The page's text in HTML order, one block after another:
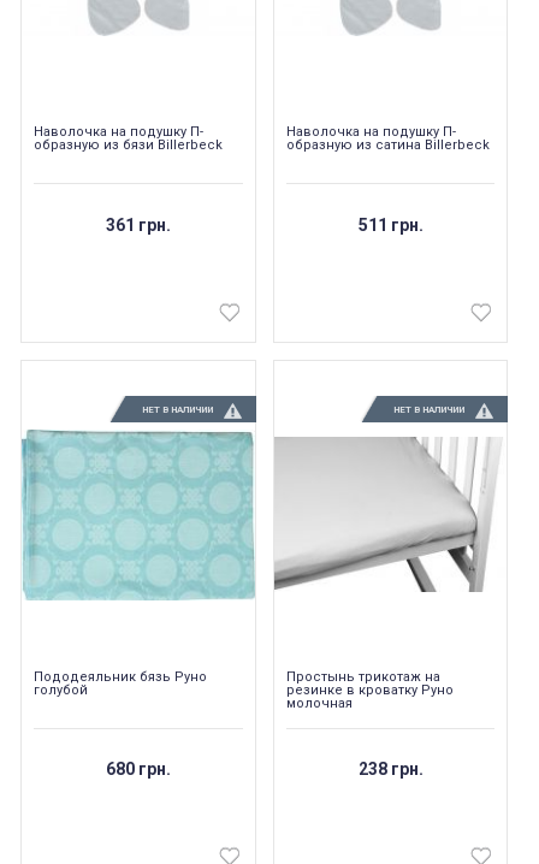
Наволочка на подушку П-
образную из бязи Billerbeck
361 грн.
Наволочка на подушку П-
образную из сатина Billerbeck
511 грн.
НЕТ В НАЛИЧИИ
Пододеяльник бязь Руно
голубой
680 грн.
НЕТ В НАЛИЧИИ
Простынь трикотаж на
резинке в кроватку Руно
молочная
238 грн.